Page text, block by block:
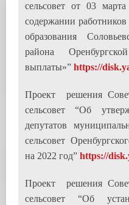
сельсовет от 03
содержании
образования
района
выплаты»” https://
Проект решения
сельсовет “Об
депутатов
сельсовет
на 2022 год” https://
Проект решения
сельсовет “Об